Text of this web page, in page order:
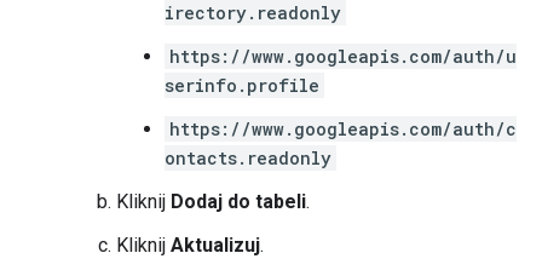
irectory.readonly
https://www.googleapis.com/auth/u
serinfo.profile
https://www.googleapis.com/auth/c
ontacts.readonly
Kliknij Dodaj do tabeli.
Kliknij Aktualizuj.